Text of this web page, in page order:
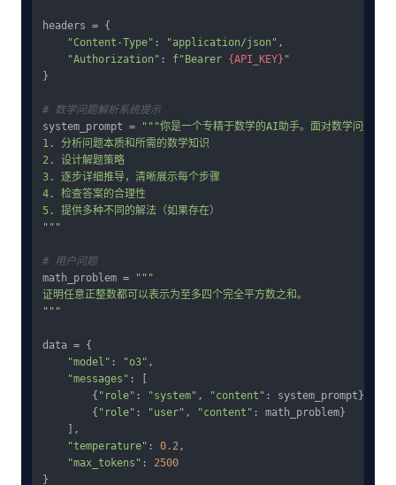
headers = {
"Content-Type" : "application/json" ,
"Authorization" : f"Bearer {API_KEY} "
}
# 数学问题解析系统提示
system_prompt =
"""你是一个专精于数学的AI助手。面对数学问题，
1. 分析问题本质和所需的数学知识
2. 设计解题策略
3. 逐步详细推导，清晰展示每个步骤
4. 检查答案的合理性
5. 提供多种不同的解法（如果存在）
"""
# 用户问题
math_problem =
"""
证明任意正整数都可以表示为至多四个完全平方数之和。
"""
data = {
"model" : "o3" ,
"messages" : [
        {
"role" : "system" , "content" : system_prompt},
        {
"role" : "user" , "content" : math_problem}
    ],
"temperature" : 0.2,
"max_tokens" : 2500
}